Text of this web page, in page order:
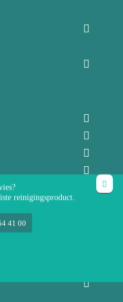
reinigingsproduct.
41 00